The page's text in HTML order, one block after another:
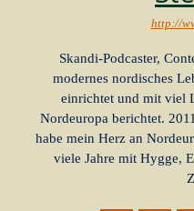
http://
Skandi-Podcaster,
modernes nordisches
einrichtet und mit viel
Nordeuropa berichtet.
habe mein Herz an
viele Jahre mit Hygge,